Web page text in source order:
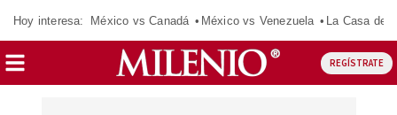
Hoy interesa: México vs Canadá México vs Venezuela La Casa de
REGÍSTRATE